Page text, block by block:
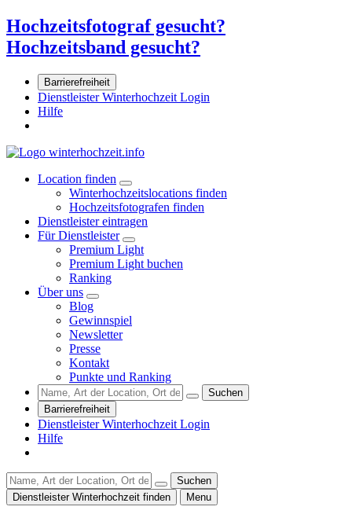
Hochzeitsfotograf gesucht?
Hochzeitsband gesucht?
Barrierefreiheit
Dienstleister Winterhochzeit Login
Hilfe
Location finden
Winterhochzeitslocations finden
Hochzeitsfotografen finden
Dienstleister eintragen
Für Dienstleister
Premium Light
Premium Light buchen
Ranking
Über uns
Blog
Gewinnspiel
Newsletter
Presse
Kontakt
Punkte und Ranking
Suchen
Barrierefreiheit
Dienstleister Winterhochzeit Login
Hilfe
Suchen
Dienstleister Winterhochzeit finden
Menu